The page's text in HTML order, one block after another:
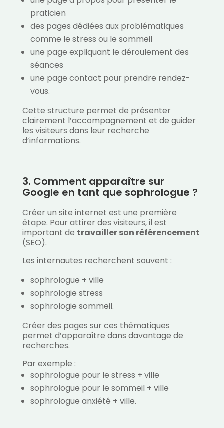
praticien
des pages dédiées aux problématiques
comme le stress ou le sommeil
une page expliquant le déroulement des
séances
une page contact pour prendre rendez-
vous.
Cette structure permet de présenter
clairement l’accompagnement et de guider
les visiteurs dans leur recherche
d’informations.
3. Comment apparaître sur
Google en tant que sophrologue ?
Créer un site internet est une première
étape. Pour attirer des visiteurs, il est
important de travailler son référencement
(SEO).
Les internautes recherchent souvent :
sophrologue + ville
sophrologie stress
sophrologie sommeil.
Créer des pages sur ces thématiques
permet d’apparaître dans davantage de
recherches.
Par exemple :
sophrologue pour le stress + ville
sophrologue pour le sommeil + ville
sophrologue anxiété + ville.